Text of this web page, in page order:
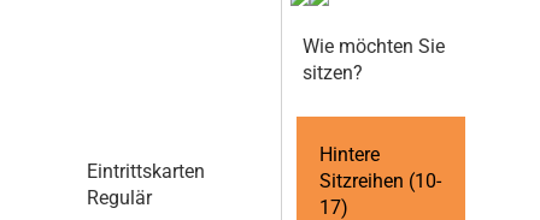
Eintrittskarten
Regulär
Wie möchten Sie
sitzen?
Hintere
Sitzreihen (10-
17)